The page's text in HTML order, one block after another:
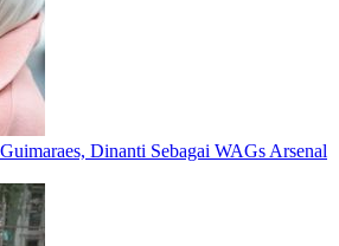
Dinanti Sebagai WAGs Arsenal